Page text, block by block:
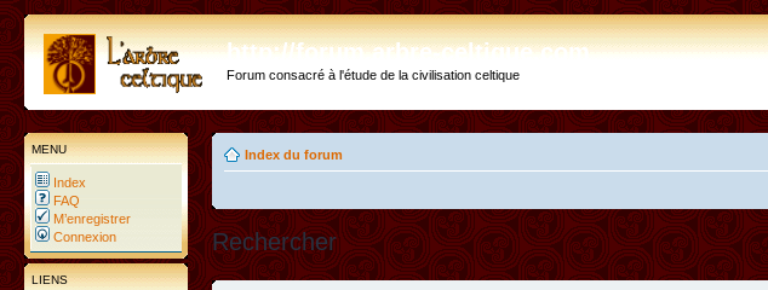
http://forum.arbre-celtique.com
Forum consacré à l'étude de la civilisation celtique
MENU
Index
FAQ
M’enregistrer
Connexion
LIENS
Index du forum
Rechercher